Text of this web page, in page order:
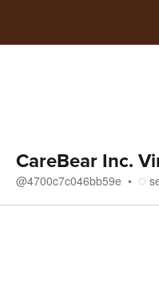
CareBear Inc.
@4700c7c046bb59e